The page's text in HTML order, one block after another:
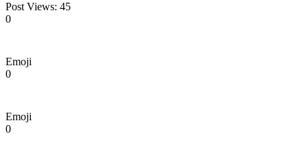
Post Views: 45
0
Emoji
0
Emoji
0